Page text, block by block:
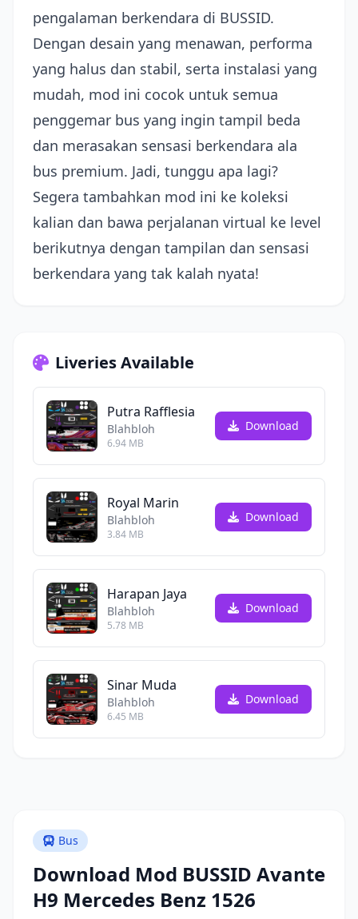
pengalaman berkendara di BUSSID.
Dengan desain yang menawan, performa
yang halus dan stabil, serta instalasi yang
mudah, mod ini cocok untuk semua
penggemar bus yang ingin tampil beda
dan merasakan sensasi berkendara ala
bus premium. Jadi, tunggu apa lagi?
Segera tambahkan mod ini ke koleksi
kalian dan bawa perjalanan virtual ke level
berikutnya dengan tampilan dan sensasi
berkendara yang tak kalah nyata!
Liveries Available
Putra Rafflesia
Blahbloh
6.94 MB
Download
Royal Marin
Blahbloh
3.84 MB
Download
Harapan Jaya
Blahbloh
5.78 MB
Download
Sinar Muda
Blahbloh
6.45 MB
Download
Bus
Download Mod BUSSID Avante
H9 Mercedes Benz 1526